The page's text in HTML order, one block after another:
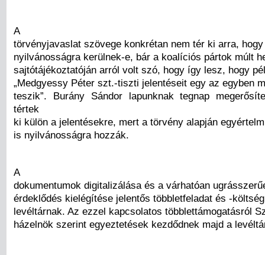
A
törvényjavaslat szövege konkrétan nem tér ki arra,
nyilvánosságra kerülnek-e, bár a koalíciós pártok múlt
sajtótájékoztatóján arról volt szó, hogy így lesz, hogy
„Medgyessy Péter szt.-tiszti jelentéseit egy az egyben
teszik”. Burány Sándor lapunknak tegnap
tértek
ki külön a jelentésekre, mert a törvény alapján
is nyilvánosságra hozzák.
A
dokumentumok digitalizálása és a várhatóan
érdeklődés kielégítése jelentős többletfeladat és -
levéltárnak. Az ezzel kapcsolatos többlettámogatásról
házelnök szerint egyeztetések kezdődnek majd a